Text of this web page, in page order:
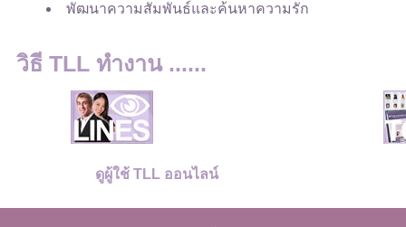
พัฒนาความสัมพันธ์และค้นหาความรัก
วิธี TLL ทำงาน ......
ดูผู้ใช้ TLL ออนไลน์